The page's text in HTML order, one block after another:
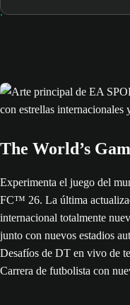
The World’s
Experimenta el juego del
FC™ 26. La última
internacional totalmente
junto con nuevos estadios
Desafíos de DT en vivo de
Carrera de futbolista con